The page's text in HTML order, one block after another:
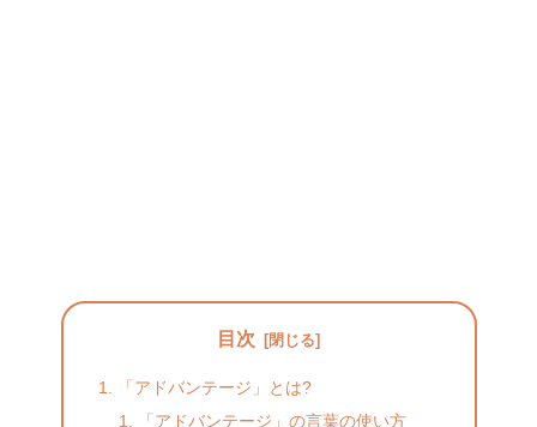
目次
「アドバンテージ」とは?
「アドバンテージ」の言葉の使い方